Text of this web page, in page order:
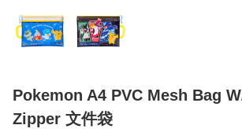
Pokemon A4 PVC Mesh Bag
Zipper 文件袋